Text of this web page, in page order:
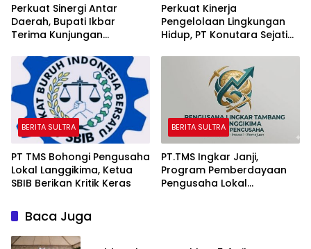
Perkuat Sinergi Antar
Daerah, Bupati Ikbar
Terima Kunjungan
Kendari
Perkuat Kinerja
Pengelolaan Lingkungan
Hidup, PT Konutara Sejati
Sultra
BERITA SULTRA
PT TMS Bohongi Pengusaha
Lokal Langgikima, Ketua
SBIB Berikan Kritik Keras
BERITA SULTRA
PT.TMS Ingkar Janji,
Program Pemberdayaan
Pengusaha Lokal
Baca Juga